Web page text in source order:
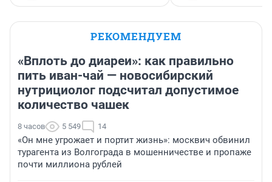
РЕКОМЕНДУЕМ
«Вплоть до диареи»: как правильно
пить иван-чай — новосибирский
нутрициолог подсчитал допустимое
количество чашек
8 часов 5 549 14
«Он мне угрожает и портит жизнь»: москвич обвинил
турагента из Волгограда в мошенничестве и пропаже
почти миллиона рублей